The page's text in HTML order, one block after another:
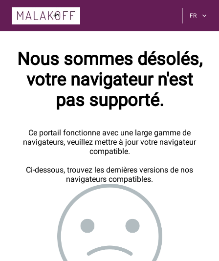
FR
Nous sommes désolés,
votre navigateur n'est
pas supporté.
Ce portail fonctionne avec une large gamme de
navigateurs, veuillez mettre à jour votre navigateur
compatible.
Ci-dessous, trouvez les dernières versions de nos
navigateurs compatibles.